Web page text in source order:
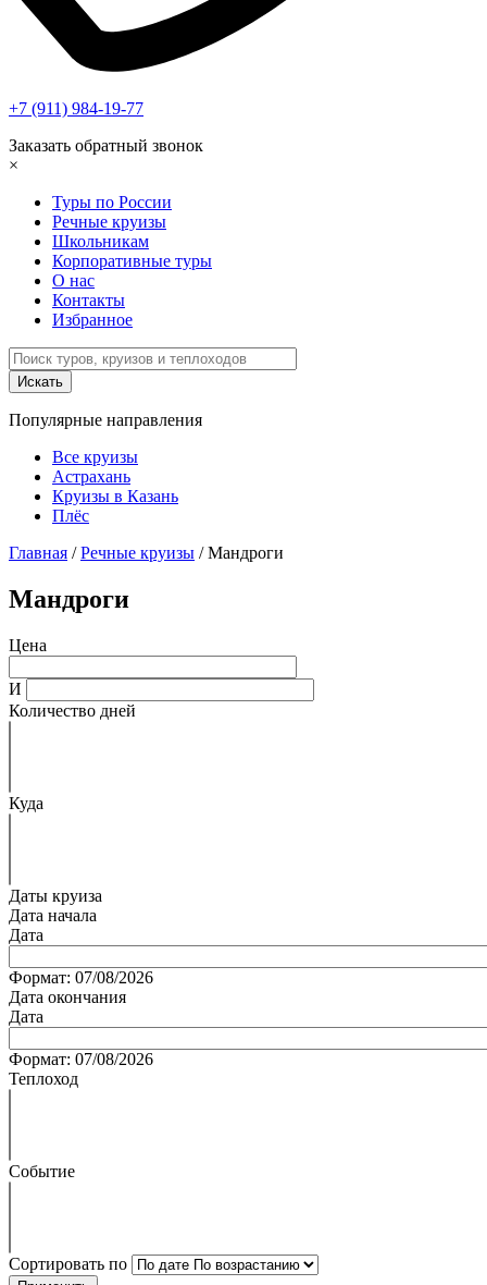
+7 (911) 984-19-77
Заказать обратный звонок
×
Туры по России
Речные круизы
Школьникам
Корпоративные туры
О нас
Контакты
Избранное
Популярные направления
Все круизы
Астрахань
Круизы в Казань
Плёс
Главная /Речные круизы /Мандроги
Мандроги
Цена
И
Количество дней
Куда
Даты круиза
Дата начала
Дата
Формат: 07/08/2026
Дата окончания
Дата
Формат: 07/08/2026
Теплоход
Событие
Сортировать по